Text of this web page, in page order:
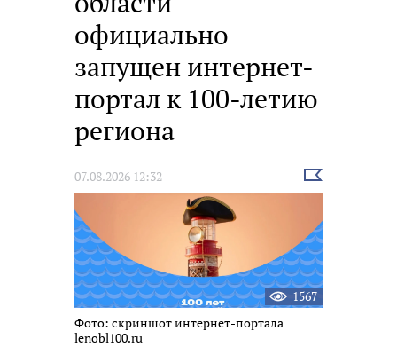
официально
запущен интернет-
портал к 100-летию
региона
07.08.2026 12:32
Выбрать
новость
1567
Фото: скриншот интернет-портала
lenobl100.ru